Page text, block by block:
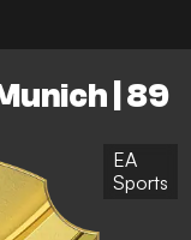
| 89
EA
Sports